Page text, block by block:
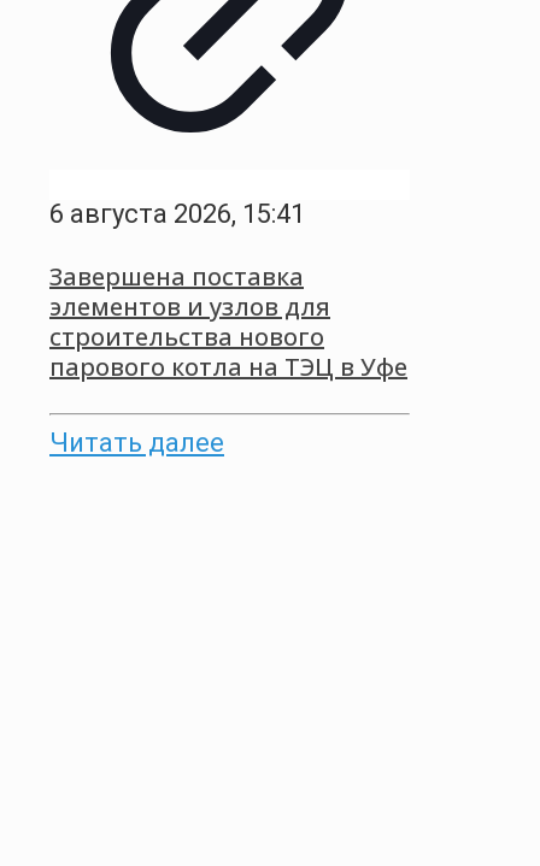
6 августа 2026, 15:41
Завершена поставка
элементов и узлов для
строительства нового
парового котла на ТЭЦ в Уфе
Читать далее